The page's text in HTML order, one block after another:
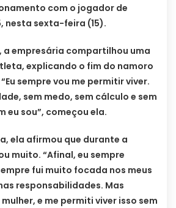
com o jogador de
nesta sexta-feira (15).
a empresária compartilhou uma
explicando o fim do namoro
sempre vou me permitir viver.
sem medo, sem cálculo e sem
eu sou”, começou ela.
ela afirmou que durante a
muito. “Afinal, eu sempre
fui muito focada nos meus
responsabilidades. Mas
e me permiti viver isso sem